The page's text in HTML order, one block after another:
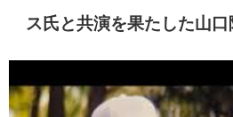
ス氏と共演を果たした山口